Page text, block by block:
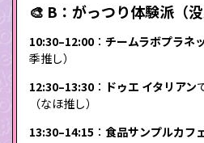
🎨 B：がっつり体験派（没
10:30–12:00 ： チームラボプラネ
季推し）
12:30–13:30 ： ドゥエ イタリアン
（なほ推し）
13:30–14:15 ： 食品サンプルカフ